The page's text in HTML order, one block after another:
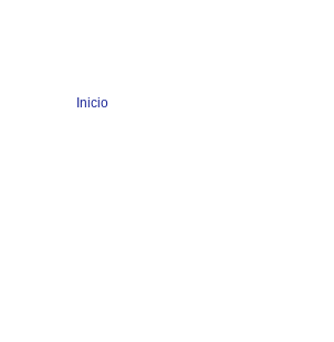
Inicio